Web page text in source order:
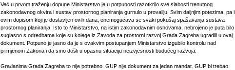
Već u prvom traženju dopune Ministarstvo je u potpunosti razotkrilo sve slabosti trenutnog
zakonodavnog okvira i sustav prostornog planiranja gurnulo u provaliju. Svim daljnjim potezima, pa i
ovim dopisom koji je dostavljen ovih dana, onemogućava se svaki pokušaj spašavanja sustava
prostornog planiranja. Isto to Ministarstvo, na istim zakonodavnim osnovama, nebrojeno je puta bilo
suglasno s odredbama koje su kolege iz Zavoda za prostorni razvoj Grada Zagreba ugradili u ovaj
dokument. Potpuno je jasno da je s ovakvim postupanjem Ministarstvo izgubilo kontrolu nad
primjenom Zakona i da smo došli u opasnu situaciju neizvjesnosti budućeg razvoja.
Građanima Grada Zagreba to nije potrebno. GUP nije dokument za jedan mandat. GUP bi trebao